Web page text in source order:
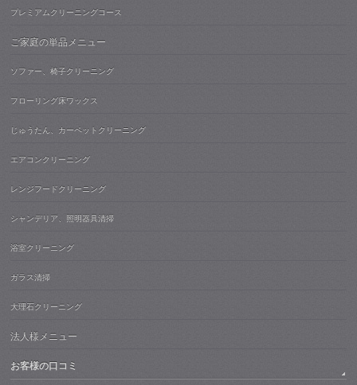
プレミアムクリーニングコース
ご家庭の単品メニュー
ソファー、椅子クリーニング
フローリング床ワックス
じゅうたん、カーペットクリーニング
エアコンクリーニング
レンジフードクリーニング
シャンデリア、照明器具清掃
浴室クリーニング
ガラス清掃
大理石クリーニング
法人様メニュー
お客様の口コミ